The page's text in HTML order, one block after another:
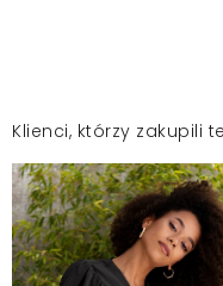
Klienci, którzy zakupili